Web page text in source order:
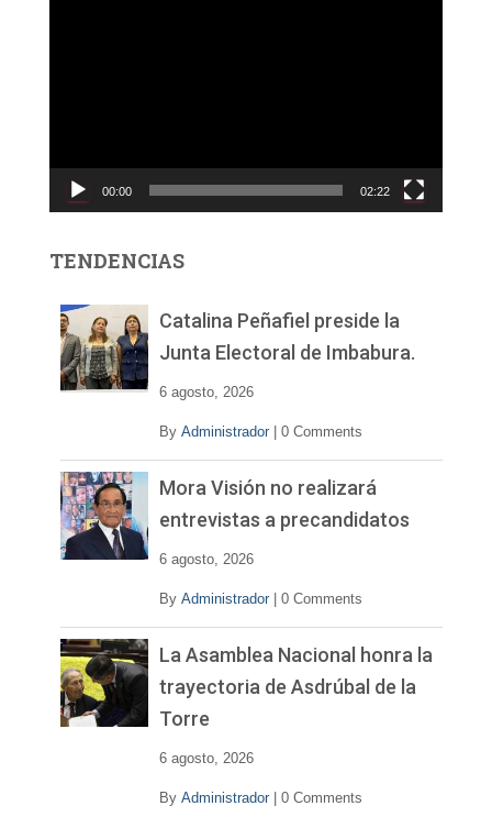
c
d
00:00 02:22
TENDENCIAS
Catalina Peñafiel preside la
Junta Electoral de Imbabura.
6 agosto, 2026
By Administrador 0 Comments
Mora Visión no realizará
entrevistas a precandidatos
6 agosto, 2026
By Administrador 0 Comments
La Asamblea Nacional honra la
trayectoria de Asdrúbal de la
Torre
6 agosto, 2026
By Administrador 0 Comments